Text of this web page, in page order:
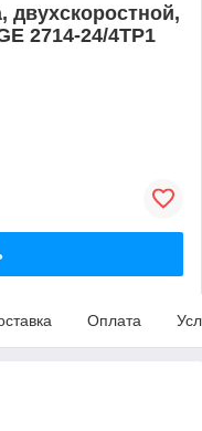
двухскоростной,
2714-24/4TP1
Оплата